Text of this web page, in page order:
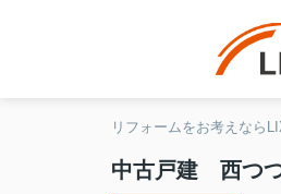
リフォームをお考えなら
中古戸建 西つ